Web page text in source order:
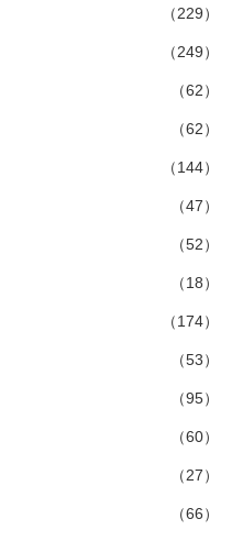
（229）
（249）
（62）
（62）
（144）
（47）
（52）
（18）
（174）
（53）
（95）
（60）
（27）
（66）